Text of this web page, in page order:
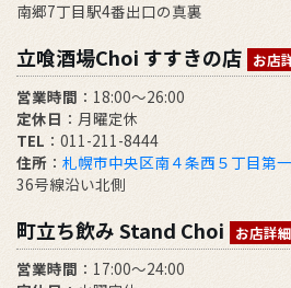
南郷7丁目駅4番出口の真裏
立喰酒場Choi すすきの店 お店
営業時間 ：18:00～26:00
定休日 ：月曜定休
TEL ：011-211-8444
住所 ： 札幌市中央区南４条西５丁目第
36号線沿い北側
町立ち飲み Stand Choi お店詳細
営業時間 ：17:00〜24:00